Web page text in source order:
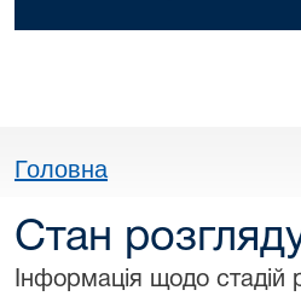
Головна
Стан
Інформація щодо стадій